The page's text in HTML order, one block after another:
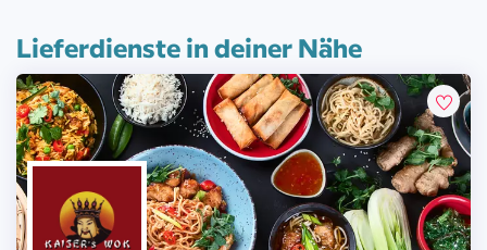
Lieferdienste in deiner Nähe